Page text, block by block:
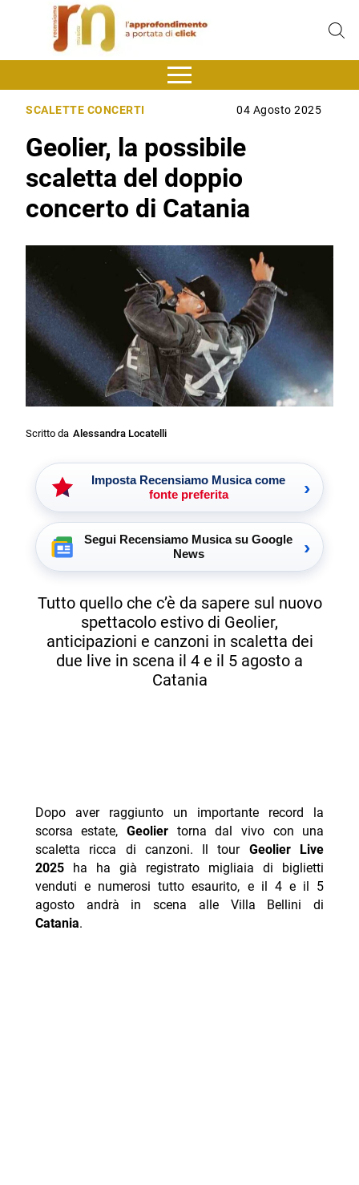
SCALETTE CONCERTI 04 Agosto 2025
Geolier, la possibile
scaletta del doppio
concerto di Catania
Scritto da Alessandra Locatelli
Imposta Recensiamo Musica come
fonte preferita
›
Segui Recensiamo Musica su Google
News
›
Tutto quello che c’è da sapere sul nuovo
spettacolo estivo di Geolier,
anticipazioni e canzoni in scaletta dei
due live in scena il 4 e il 5 agosto a
Catania
Dopo aver raggiunto un importante record la
scorsa estate,Geolier torna dal vivo con una
scaletta ricca di canzoni. Il tour Geolier Live
2025ha ha già registrato migliaia di biglietti
venduti e numerosi tutto esaurito, e il 4 e il 5
agosto andrà in scena alle Villa Bellini di
Catania.